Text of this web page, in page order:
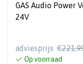
GAS Audio Power
24V
adviesprijs
Op voorraad